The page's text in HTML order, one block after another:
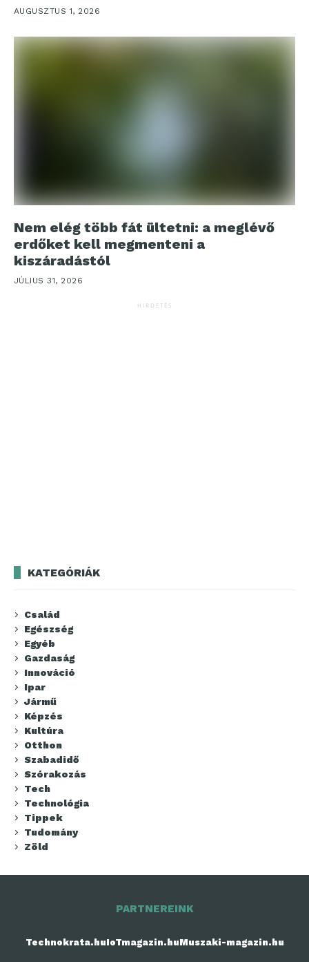
AUGUSZTUS 1, 2026
Nem elég több fát ültetni: a meglévő
erdőket kell megmenteni a
kiszáradástól
JÚLIUS 31, 2026
HIRDETÉS
KATEGÓRIÁK
Család
Egészség
Egyéb
Gazdaság
Innováció
Ipar
Jármű
Képzés
Kultúra
Otthon
Szabadidő
Szórakozás
Tech
Technológia
Tippek
Tudomány
Zöld
PARTNEREINK
Technokrata.huIoTmagazin.huMuszaki-magazin.hu